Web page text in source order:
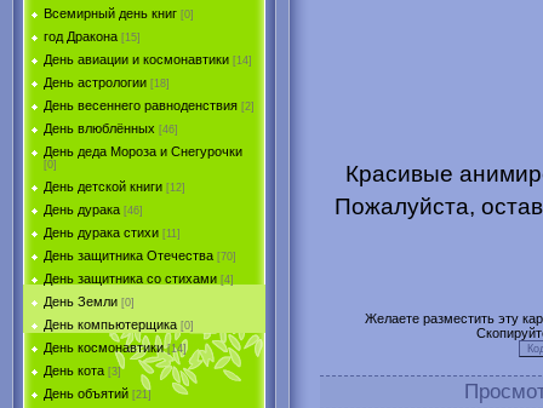
Всемирный день книг [0]
год Дракона [15]
День авиации и космонавтики [14]
День астрологии [18]
День весеннего равноденствия [2]
День влюблённых [46]
День деда Мороза и Снегурочки
[0]
День детской книги [12]
День дурака [46]
День дурака стихи [11]
День защитника Отечества [70]
День защитника со стихами [4]
День Земли [0]
День компьютерщика [0]
День космонавтики [14]
День кота [3]
День объятий [21]
Красивые
Пожалуйста,
Желаете разместить эту